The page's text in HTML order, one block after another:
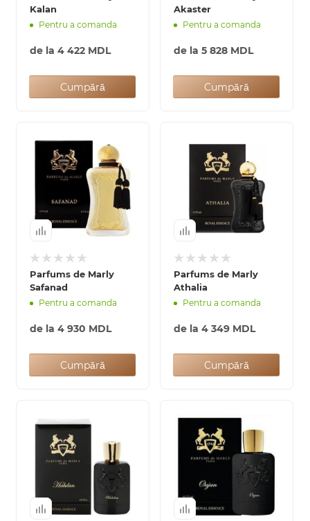
Kalan
Pentru a comanda
de la 4 422 MDL
Cumpără
Akaster
Pentru a comanda
de la 5 828 MDL
Cumpără
Parfums de Marly
Safanad
Pentru a comanda
de la 4 930 MDL
Cumpără
Parfums de Marly
Athalia
Pentru a comanda
de la 4 349 MDL
Cumpără